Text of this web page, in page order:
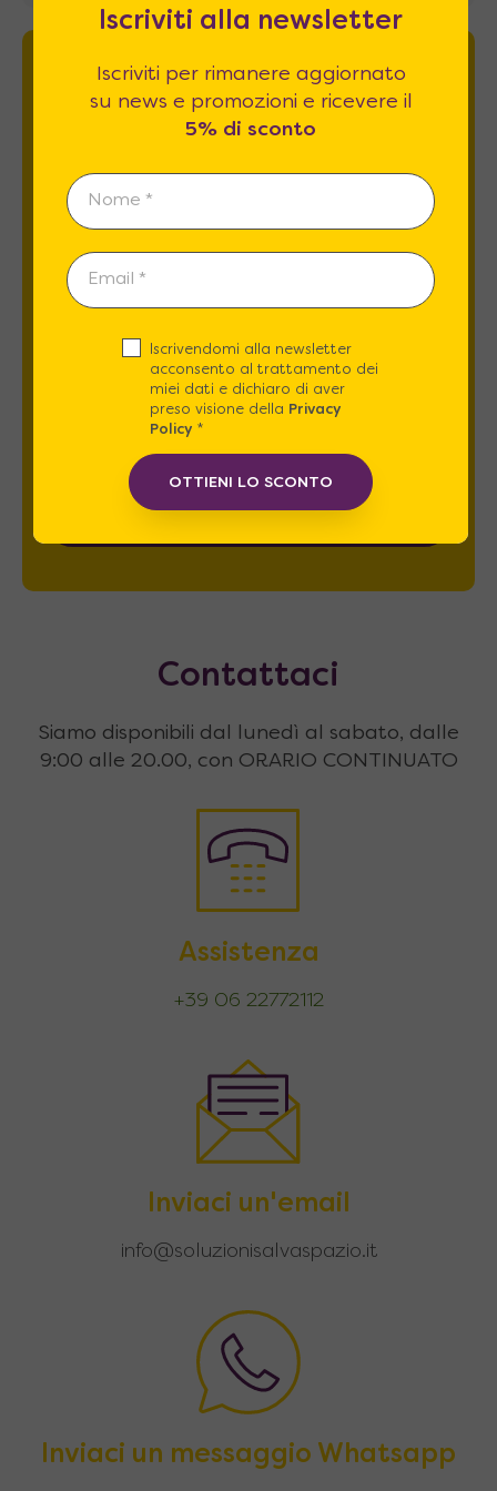
Newsletter
e promozioni e ricevere il5% di sconto
Esprimo il mio consenso al trattamento dati
relativamente al punto 2 A e B
Contattaci
Siamo disponibili dal lunedì al sabato, dalle
9:00 alle 20.00, con ORARIO CONTINUATO
Assistenza
+39 06 22772112
Inviaci un'email
info@soluzionisalvaspazio.it
Inviaci un messaggio Whatsapp
Iscriviti alla newsletter
Iscriviti per rimanere aggiornato
su news e promozioni e ricevere il
5% di sconto
Iscrivendomi alla newsletter
acconsento al trattamento dei
miei dati e dichiaro di aver
preso visione della Privacy
Policy*
OTTIENI LO SCONTO